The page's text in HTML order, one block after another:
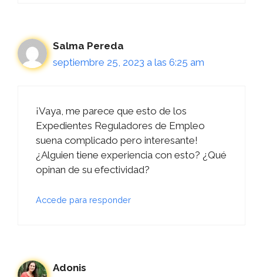
Salma Pereda
septiembre 25, 2023 a las 6:25 am
¡Vaya, me parece que esto de los
Expedientes Reguladores de Empleo
suena complicado pero interesante!
¿Alguien tiene experiencia con esto? ¿Qué
opinan de su efectividad?
Accede para responder
Adonis